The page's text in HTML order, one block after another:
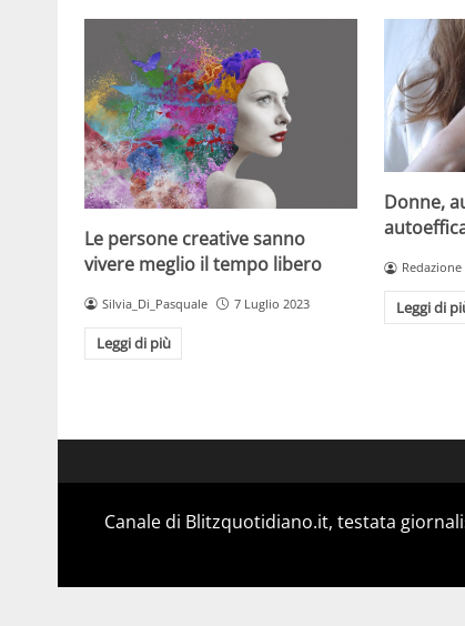
Le persone creative sanno
vivere meglio il tempo libero
Silvia_Di_Pasquale 7 Luglio 2023
Leggi di più
Donne,
Redazione
Leggi di
Canale di Blitzquotidiano.it, testata